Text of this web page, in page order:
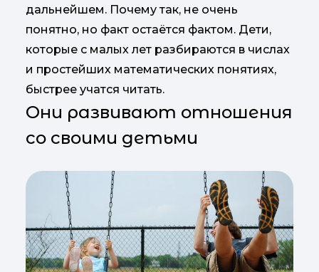
дальнейшем. Почему так, не очень
понятно, но факт остаётся фактом. Дети,
которые с малых лет разбираются в числах
и простейших математических понятиях,
быстрее учатся читать.
Они развивают отношения
со своими детьми